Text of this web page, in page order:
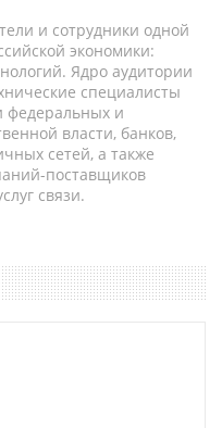
и сотрудники одной
экономики:
Ядро аудитории
специалисты
федеральных и
власти, банков,
сетей, а также
поставщиков
связи.